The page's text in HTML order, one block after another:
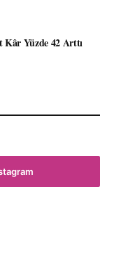
Kâr Yüzde 42 Arttı